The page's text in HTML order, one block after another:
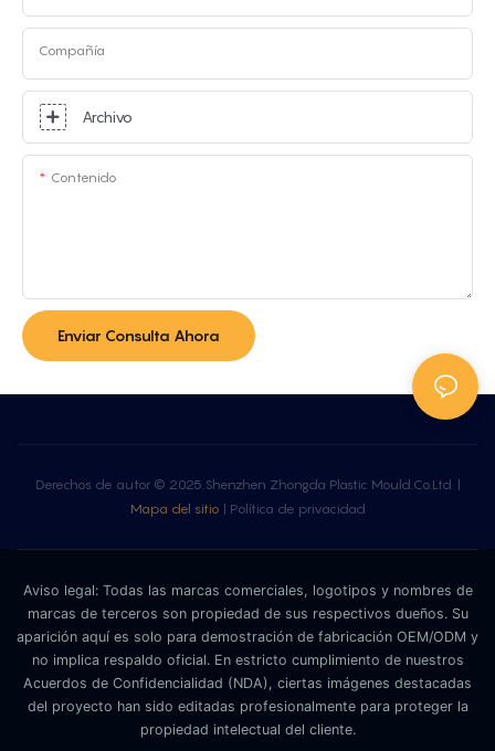
Compañía
Archivo
Contenido
Enviar Consulta Ahora
Derechos de autor © 2025 Shenzhen Zhongda Plastic Mould.Co.Ltd. |
Mapa del sitio | Política de privacidad
Aviso legal: Todas las marcas comerciales, logotipos y nombres de
marcas de terceros son propiedad de sus respectivos dueños. Su
aparición aquí es solo para demostración de fabricación OEM/ODM y
no implica respaldo oficial. En estricto cumplimiento de nuestros
Acuerdos de Confidencialidad (NDA), ciertas imágenes destacadas
del proyecto han sido editadas profesionalmente para proteger la
propiedad intelectual del cliente.